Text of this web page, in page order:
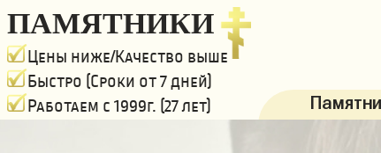
ПАМЯТНИКИ
Цены ниже/Качество выше
Быстро (Сроки от 7 дней)
Работаем с 1999г. (27 лет)